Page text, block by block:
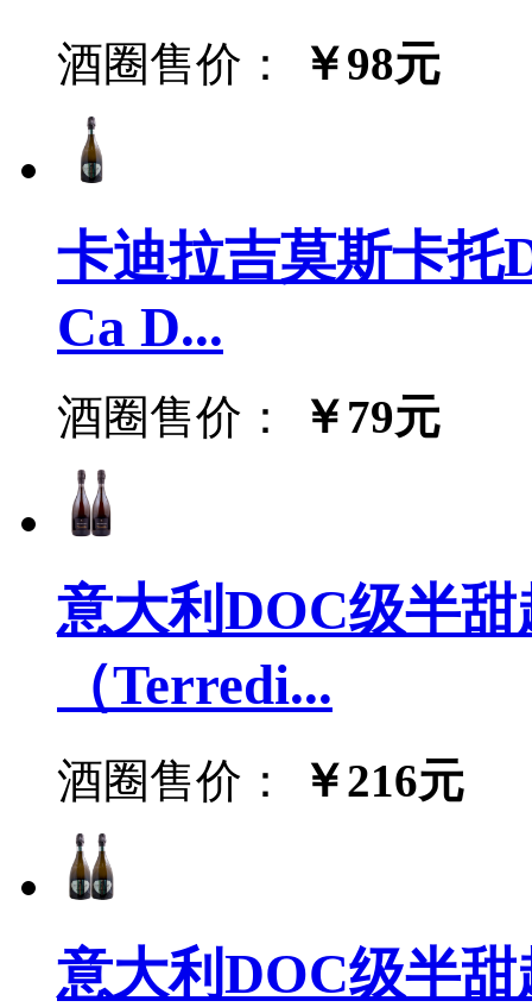
酒圈售价： ￥98元
卡迪拉吉莫斯卡托
Ca D...
酒圈售价： ￥79元
意大利DOC级半
（Terredi...
酒圈售价： ￥216元
意大利DOC级半